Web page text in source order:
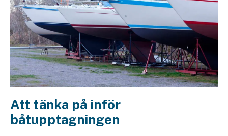
Båt
Båtförsäkring
Märkesförsäkringar
Vattenskoterförsäkring
Sportfiskarna
Djur
Att tänka på inför
båtupptagningen